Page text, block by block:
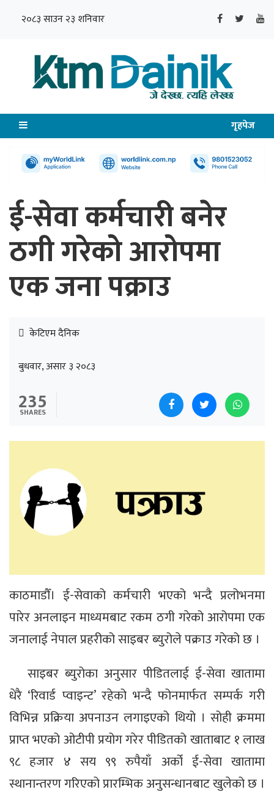
२०८३ साउन २३ शनिवार
गृहपेज
ई-सेवा कर्मचारी बनेर
ठगी गरेको आरोपमा
एक जना पक्राउ
केटिएम दैनिक
बुधवार, असार ३ २०८३
235
SHARES
काठमाडौँ। ई-सेवाको कर्मचारी भएको भन्दै प्रलोभनमा
पारेर अनलाइन माध्यमबाट रकम ठगी गरेको आरोपमा एक
जनालाई नेपाल प्रहरीको साइबर ब्युरोले पक्राउ गरेको छ ।
साइबर ब्युरोका अनुसार पीडितलाई ई-सेवा खातामा
धेरै ‘रिवार्ड प्वाइन्ट’ रहेको भन्दै फोनमार्फत सम्पर्क गरी
विभिन्न प्रक्रिया अपनाउन लगाइएको थियो । सोही क्रममा
प्राप्त भएको ओटीपी प्रयोग गरेर पीडितको खाताबाट १ लाख
९८ हजार ४ सय ९९ रुपैयाँ अर्को ई-सेवा खातामा
स्थानान्तरण गरिएको प्रारम्भिक अनुसन्धानबाट खुलेको छ ।